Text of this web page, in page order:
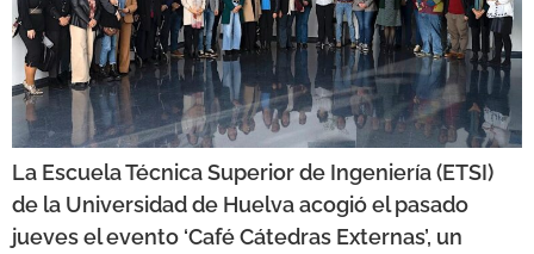
La Escuela Técnica Superior de Ingeniería (ETSI)
de la Universidad de Huelva acogió el pasado
jueves el evento ‘Café Cátedras Externas’, un